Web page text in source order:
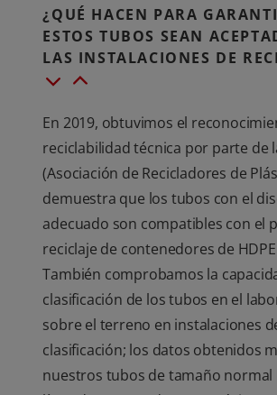
¿QUÉ HACEN PARA
ESTOS TUBOS SEAN
LAS INSTALACIONES DE
En 2019, obtuvimos el
reciclabilidad técnica por parte de
(Asociación de Recicladores de
demuestra que los tubos con el
adecuado son compatibles con el
reciclaje de contenedores de HDPE
También comprobamos la
clasificación de los tubos en el
sobre el terreno en instalaciones
clasificación; los datos obtenidos
nuestros tubos de tamaño normal